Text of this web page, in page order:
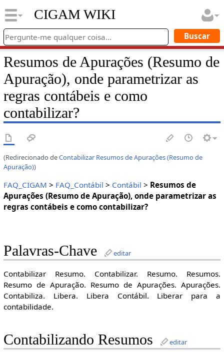
CIGAM WIKI
Resumos de Apurações (Resumo de
Apuração), onde parametrizar as
regras contábeis e como
contabilizar?
(Redirecionado deContabilizar Resumos de Apurações (Resumo de
Apuração))
FAQ_CIGAM > FAQ_Contábil > Contábil > Resumos de
Apurações (Resumo de Apuração), onde parametrizar as
regras contábeis e como contabilizar?
Palavras-Chave editar
Contabilizar Resumo. Contabilizar. Resumo. Resumos.
Resumo de Apuração. Resumo de Apurações. Apurações.
Contabiliza. Libera. Libera Contábil. Liberar para a
contabilidade.
Contabilizando Resumos editar